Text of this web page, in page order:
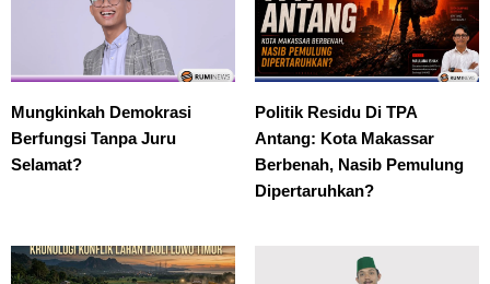
Mungkinkah Demokrasi
Berfungsi Tanpa Juru
Selamat?
Politik Residu Di TPA
Antang: Kota Makassar
Berbenah, Nasib Pemulung
Dipertaruhkan?